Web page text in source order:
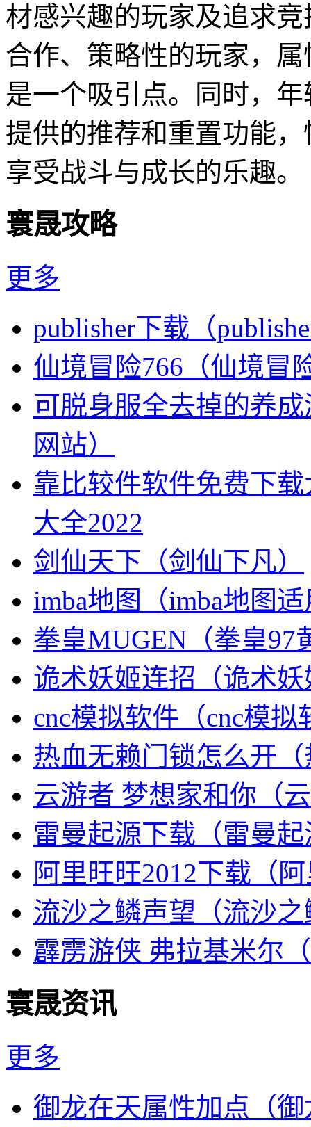
材感兴趣的玩家及追求
合作、策略性的玩家，
是一个吸引点。同时，
提供的推荐和重置功能
享受战斗与成长的乐趣。
寰晟攻略
更多
publisher下载（
仙境冒险766（仙境冒
可脱身服全去掉的养
网站）
靠比较件软件免费下
大全2022
剑仙天下（剑仙下凡）
imba地图（imba地图
拳皇MUGEN（拳皇97
诡术妖姬连招（诡术
cnc模拟软件（cnc模拟
热血无赖门锁怎么开
云游者 梦想家和你（
雷曼起源下载（雷曼起
阿里旺旺2012下载（
流沙之鳞声望（流沙
霹雳游侠 弗拉基米尔
寰晟资讯
更多
御龙在天属性加点（